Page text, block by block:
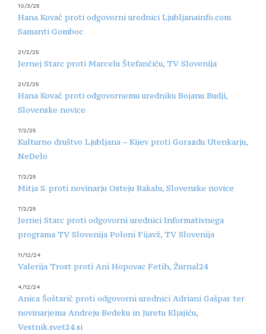
10/3/25
Hana Kovač proti odgovorni urednici Ljubljanainfo.com
Samanti Gomboc
21/2/25
Jernej Starc proti Marcelu Štefančiču, TV Slovenija
21/2/25
Hana Kovač proti odgovornemu uredniku Bojanu Budji,
Slovenske novice
7/2/25
Kulturno društvo Ljubljana – Kijev proti Gorazdu Utenkarju,
NeDelo
7/2/25
Mitja S. proti novinarju Osteju Bakalu, Slovenske novice
7/2/25
Jernej Starc proti odgovorni urednici Informativnega
programa TV Slovenija Poloni Fijavž, TV Slovenija
11/12/24
Valerija Trost proti Ani Hopovac Fetih, Žurnal24
4/12/24
Anica Šoštarič proti odgovorni urednici Adriani Gašpar ter
novinarjema Andreju Bedeku in Juretu Kljajiću,
Vestnik.svet24.si